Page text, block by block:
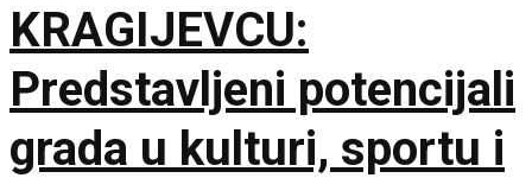
KRAGIJEVCU:
Predstavljeni potencijali
grada u kulturi, sportu i